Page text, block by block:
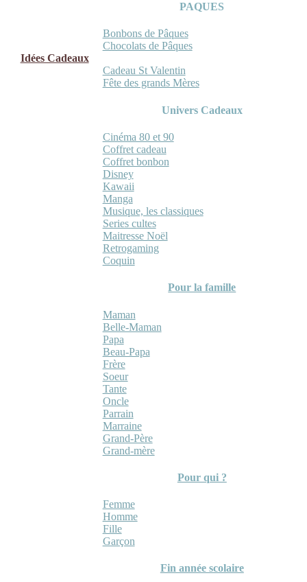
PAQUES
Bonbons de Pâques
Chocolats de Pâques
Idées Cadeaux
Cadeau St Valentin
Fête des grands Mères
Univers Cadeaux
Cinéma 80 et 90
Coffret cadeau
Coffret bonbon
Disney
Kawaii
Manga
Musique, les classiques
Series cultes
Maitresse Noël
Retrogaming
Coquin
Pour la famille
Maman
Belle-Maman
Papa
Beau-Papa
Frère
Soeur
Tante
Oncle
Parrain
Marraine
Grand-Père
Grand-mère
Pour qui ?
Femme
Homme
Fille
Garçon
Fin année scolaire